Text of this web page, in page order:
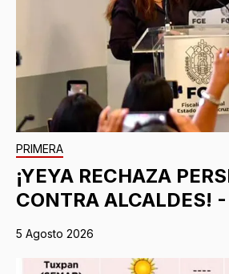
PRIMERA
¡YEYA RECHAZA
CONTRA ALCALDES!
5 Agosto 2026